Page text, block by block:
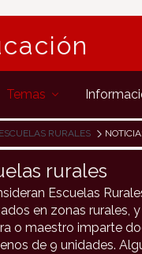
Temas
ESCUELAS RURALES
rurales
Escuelas
en zonas rurales,
o maestro imparte
de 9 unidades.